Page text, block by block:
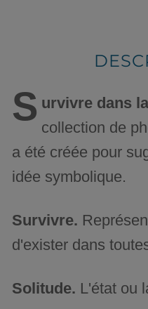
S urvivre dans
collection de
a été créée pour
idée symbolique.
Survivre.
d'exister dans
Solitude. L'état ou